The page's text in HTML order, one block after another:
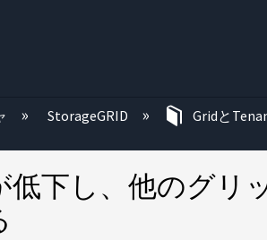
StorageGRID Gridと
低下し、他のグリ